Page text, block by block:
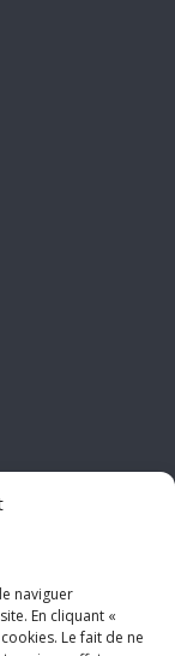
naviguer
En cliquant «
Le fait de ne